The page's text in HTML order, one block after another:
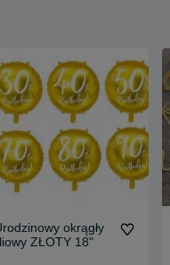
okrągły
ZŁOTY 18"